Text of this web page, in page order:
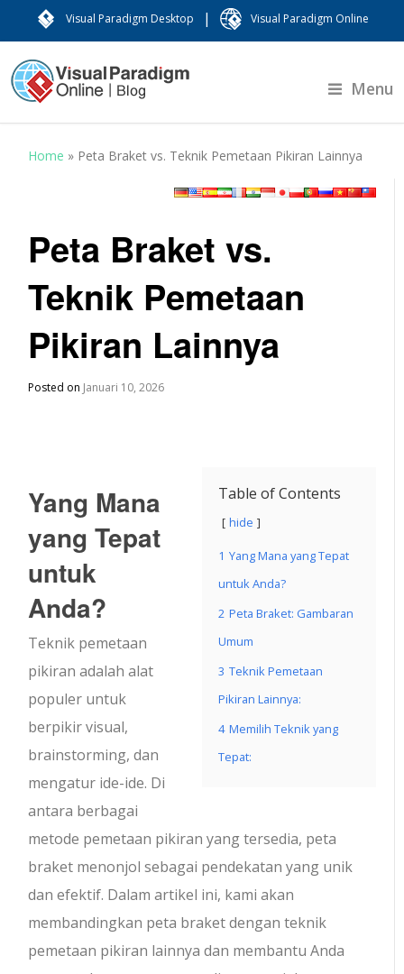
Visual Paradigm Desktop | Visual Paradigm Online
Menu
Home » Peta Braket vs. Teknik Pemetaan Pikiran Lainnya
Peta Braket vs.
Teknik Pemetaan
Pikiran Lainnya
Posted on Januari 10, 2026
Table of Contents
hide
1 Yang Mana yang Tepat
untuk Anda?
2 Peta Braket: Gambaran
Umum
3 Teknik Pemetaan
Pikiran Lainnya:
4 Memilih Teknik yang
Tepat:
Yang Mana
yang Tepat
untuk
Anda?
Teknik pemetaan
pikiran adalah alat
populer untuk
berpikir visual,
brainstorming, dan
mengatur ide-ide. Di
antara berbagai
metode pemetaan pikiran yang tersedia, peta
braket menonjol sebagai pendekatan yang unik
dan efektif. Dalam artikel ini, kami akan
membandingkan peta braket dengan teknik
pemetaan pikiran lainnya dan membantu Anda